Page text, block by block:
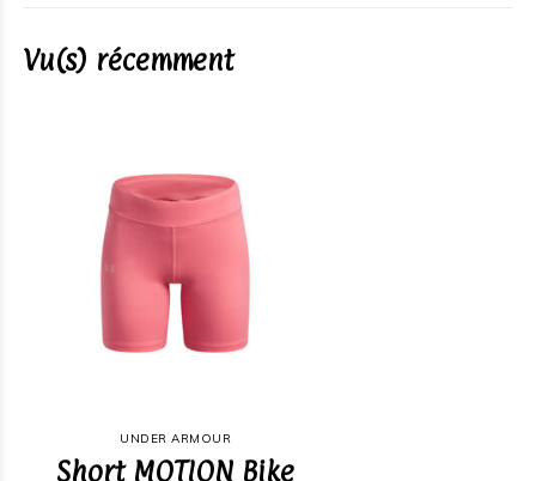
Vu(s) récemment
UNDER ARMOUR
Short MOTION Bike